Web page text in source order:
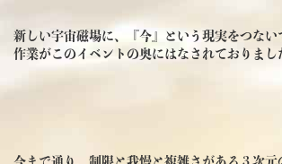
新しい宇宙磁場に、『今』という現実をつない
作業がこのイベントの奥にはなされておりまし
今まで通り、制限と我慢と複雑さがある３次元